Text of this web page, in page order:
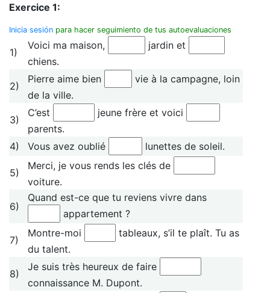
Exercice 1:
Inicia sesión para hacer seguimiento de tus autoevaluaciones
1)
Voici ma maison,
jardin et
chiens.
2)
Pierre aime bien
vie à la campagne, loin
de la ville.
3)
C’est
jeune frère et voici
parents.
4)
Vous avez oublié lunettes de soleil.
5)
Merci, je vous rends les clés de
voiture.
6)
Quand est-ce que tu reviens vivre dans
appartement ?
7)
Montre-moi
tableaux, s’il te plaît. Tu as
du talent.
8)
Je suis très heureux de faire
connaissance M. Dupont.